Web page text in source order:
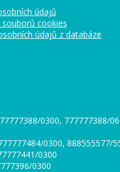
údajů
souborů cookies
údajů z databáze
0300, 777777388/
0300, 888555577/
0300
0300